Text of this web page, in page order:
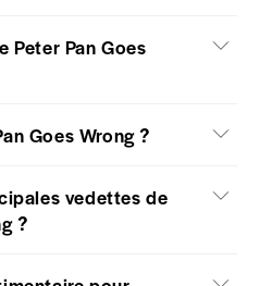
Peter Pan Goes
Goes Wrong ?
vedettes de
?